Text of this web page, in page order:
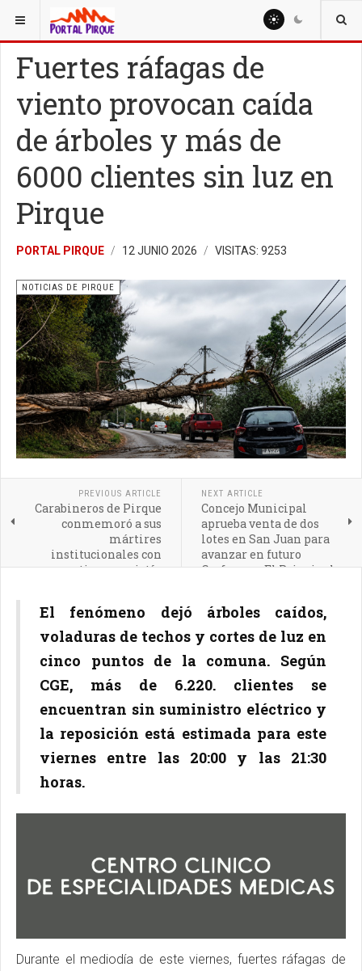
ESTÁ AQUÍ: NOTICIAS
Fuertes ráfagas de
viento provocan caída
de árboles y más de
6000 clientes sin luz en
Pirque
PORTAL PIRQUE 12 JUNIO 2026 VISITAS: 9253
NOTICIAS DE PIRQUE
PREVIOUS ARTICLE
Carabineros de Pirque
conmemoró a sus
mártires
institucionales con
emotiva eucaristía
NEXT ARTICLE
Concejo Municipal
aprueba venta de dos
lotes en San Juan para
avanzar en futuro
Cesfam en El Principal
El fenómeno dejó árboles caídos,
voladuras de techos y cortes de luz en
cinco puntos de la comuna. Según
CGE, más de 6.220. clientes se
encuentran sin suministro eléctrico y
la reposición está estimada para este
viernes entre las 20:00 y las 21:30
horas.
Durante el mediodía de este viernes, fuertes ráfagas de